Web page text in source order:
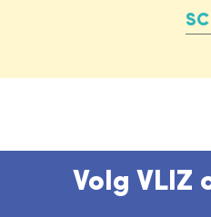
Volg VLIZ